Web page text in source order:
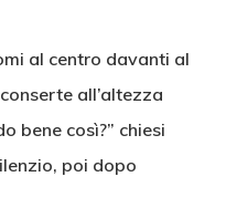
al centro davanti al
all’altezza
bene così?” chiesi
poi dopo